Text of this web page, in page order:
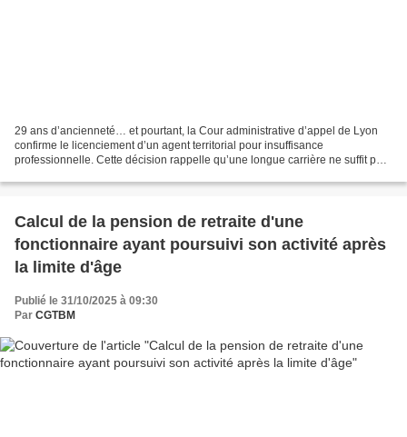
29 ans d’ancienneté… et pourtant, la Cour administrative d’appel de Lyon
confirme le licenciement d’un agent territorial pour insuffisance
professionnelle. Cette décision rappelle qu’une longue carrière ne suffit pas
Calcul de la pension de retraite d'une
fonctionnaire ayant poursuivi son activité après
la limite d'âge
Publié le 31/10/2025 à 09:30
Par CGTBM